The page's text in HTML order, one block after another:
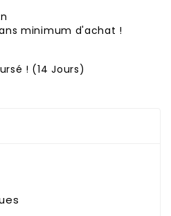
minimum d'achat !
! (14 Jours)